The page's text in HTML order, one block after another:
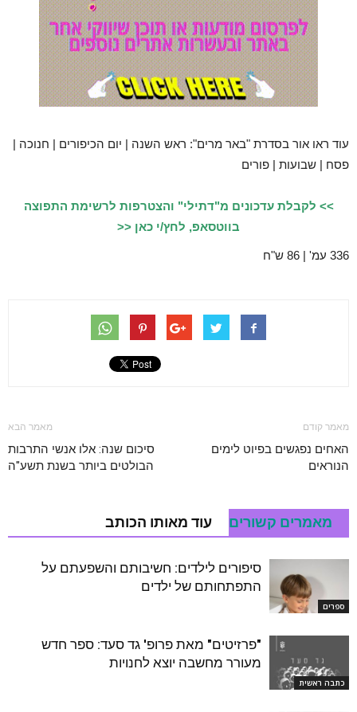
עוד ראו אור בסדרת "באר מרים": ראש השנה | יום הכיפורים | חנוכה |
פסח | שבועות | פורים
>> לקבלת עדכונים מ"דתילי" והצטרפות לרשימת התפוצה
בווטסאפ, לחץ/י כאן <<
336 עמ' | 86 ש"ח
מאמר קודם
האחים נפגשים בפיוט לימים
הנוראים
מאמר הבא
סיכום שנה: אלו אנשי התרבות
הבולטים ביותר בשנת תשע"ה
מאמרים קשורים עוד מאותו הכותב
ספרים
סיפורים לילדים: חשיבותם והשפעתם על
התפתחותם של ילדים
כתבה ראשית
"פרזיטים" מאת פרופ' גד סעד: ספר חדש
מעורר מחשבה יוצא לחנויות